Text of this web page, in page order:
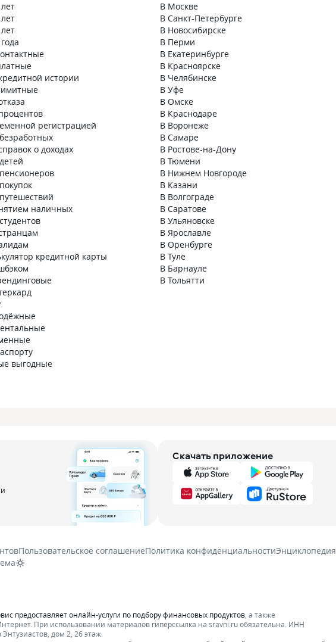
истории
регистрацией
о доходах
наличных
кредитной карты
выгодные
В Москве
В Санкт-Петербурге
В Новосибирске
В Перми
В Екатеринбурге
В Красноярске
В Челябинске
В Уфе
В Омске
В Краснодаре
В Воронеже
В Самаре
В Ростове-на-Дону
В Тюмени
В Нижнем Новгороде
В Казани
В Волгограде
В Саратове
В Ульяновске
В Ярославле
В Оренбурге
В Туле
В Барнауле
В Тольятти
Скачать приложение
Пользовательское соглашениеПолитика конфиденциальностиЭнциклопедия
предоставляет онлайн-услуги по подбору финансовых продуктов, а также
При использовании материалов гиперссылка на sravni.ru обязательна. ИНН
дом 2, 26 этаж.